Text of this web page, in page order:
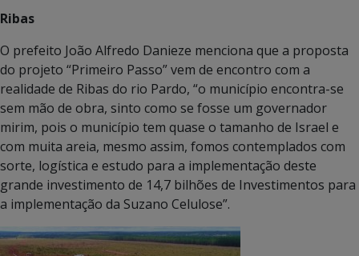
Ribas
O prefeito João Alfredo Danieze menciona que a proposta
do projeto “Primeiro Passo” vem de encontro com a
realidade de Ribas do rio Pardo, “o município encontra-se
sem mão de obra, sinto como se fosse um governador
mirim, pois o município tem quase o tamanho de Israel e
com muita areia, mesmo assim, fomos contemplados com
sorte, logística e estudo para a implementação deste
grande investimento de 14,7 bilhões de Investimentos para
a implementação da Suzano Celulose”.